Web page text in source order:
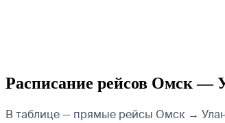
Расписание рейсов Омск —
В таблице — прямые рейсы Омск →